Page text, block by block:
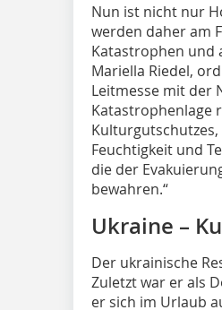
Nun ist nicht nur
werden daher am
Katastrophen und
Mariella Riedel,
Leitmesse mit der
Katastrophenlage
Feuchtigkeit und
die der
bewahren.“
Ukraine –
Der ukrainische
Zuletzt war er als
er sich im Urlaub